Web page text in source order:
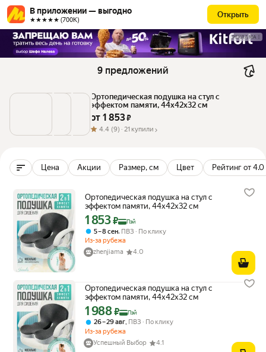
В приложении — выгодно
★★★★★ (700К)
Открыть
РЕКЛАМА
9 предложений
Ортопедическая подушка на стул с
эффектом памяти, 44x42x32 см
от 1 853 ₽
4.4 (9) · 21 купили
Цена Акции Размер, см Цвет Рейтинг от 4.0
Ортопедическая подушка на стул с
эффектом памяти, 44x42x32 см
Цена с картой Яндекс Пэй 1853 ₽ вместо
1 853₽ Пэй
5 – 8 сен, ПВЗ
По клику
Из-за рубежа
zhenjiama
4.0
Ортопедическая подушка на стул с
эффектом памяти, 44x42x32 см
Цена с картой Яндекс Пэй 1988 ₽ вместо
1 988₽ Пэй
26 – 29 авг, ПВЗ
По клику
Из-за рубежа
Успешный Выбор
4.1